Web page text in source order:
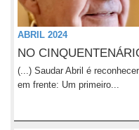
ABRIL 2024
NO
(...) Saudar Abril é
em frente: Um primeiro...